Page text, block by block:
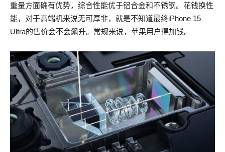
重量方面确有优势，综合性能优于铝合金和不锈钢。花钱换性
能，对于高端机来说无可厚非，就是不知道最终iPhone 15
Ultra的售价会不会飙升。常规来说，苹果用户得加钱。